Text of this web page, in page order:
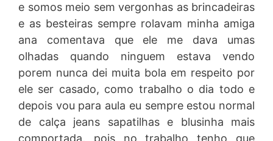
e somos meio sem vergonhas as brincadeiras
e as besteiras sempre rolavam minha amiga
ana comentava que ele me dava umas
olhadas quando ninguem estava vendo
porem nunca dei muita bola em respeito por
ele ser casado, como trabalho o dia todo e
depois vou para aula eu sempre estou normal
de calça jeans sapatilhas e blusinha mais
comportada, pois no trabalho tenho que